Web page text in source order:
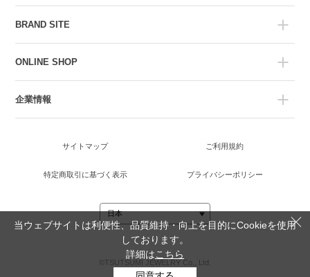
BRAND SITE
ONLINE SHOP
企業情報
サイトマップ ご利用規約
特定商取引に基づく表示 プライバシーポリシー
©TSUTSUMI JEWELRY Co., Ltd.
当ウェブサイトは利便性、品質維持・向上を目的にCookieを使用
しております。
詳細はこちら